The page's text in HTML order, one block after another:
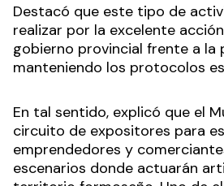
Destacó que este tipo de
realizar por la excelente
gobierno provincial frente a la
manteniendo los protocolos
En tal sentido, explicó que el
circuito de expositores para
emprendedores y
escenarios donde actuarán